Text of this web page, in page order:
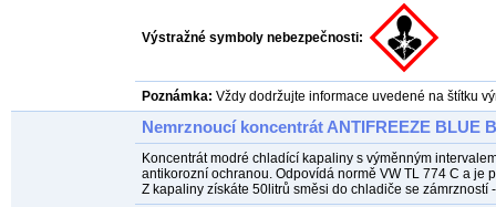
Výstražné symboly nebezpečnosti:
Poznámka: Vždy dodržujte informace uvedené na štítku
Nemrznoucí koncentrát ANTIFREEZE BLUE
Koncentrát modré chladící kapaliny s výměnným
antikorozní ochranou. Odpovídá normě VW TL 774 C a je
Z kapaliny získáte 50litrů směsi do chladiče se zámrzností